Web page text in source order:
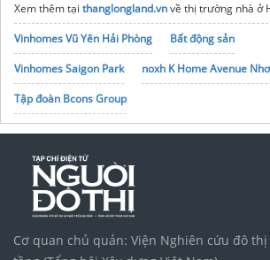
Xem thêm tại thanglongland.vnvề thị trường nhà ở
Vinhomes Vũ Yên Hải Phòng
Bất động sản
Vinhomes Saigon Park
noxh K Home Avenue
Tập đoàn Bcons Group
Cơ quan chủ quản: Viện Nghiên cứu đô